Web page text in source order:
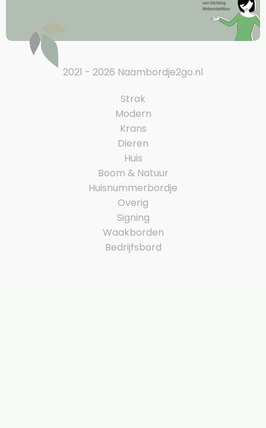
2021 - 2026 Naambordje2go.nl
Strak
Modern
Krans
Dieren
Huis
Boom & Natuur
Huisnummerbordje
Overig
Signing
Waakborden
Bedrijfsbord